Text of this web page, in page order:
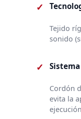
✓
Tejido
sonido
✓
Cordón
evita la